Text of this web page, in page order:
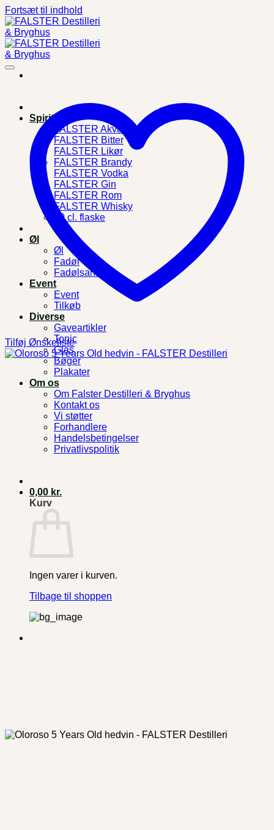
Fortsæt til indhold
Spiritus
FALSTER Akvavit
FALSTER Bitter
FALSTER Likør
FALSTER Brandy
FALSTER Vodka
FALSTER Gin
FALSTER Rom
FALSTER Whisky
10 cl. flaske
Hedvin
Øl
Øl
Fadøl
Fadølsanlæg
Event
Event
Tilkøb
Diverse
Gaveartikler
Tonic
Glas
Bøger
Plakater
Om os
Om Falster Destilleri & Bryghus
Kontakt os
Vi støtter
Forhandlere
Handelsbetingelser
Privatlivspolitik
0,00 kr.
Kurv
Ingen varer i kurven.
Tilbage til shoppen
Tilføj Ønskeliste